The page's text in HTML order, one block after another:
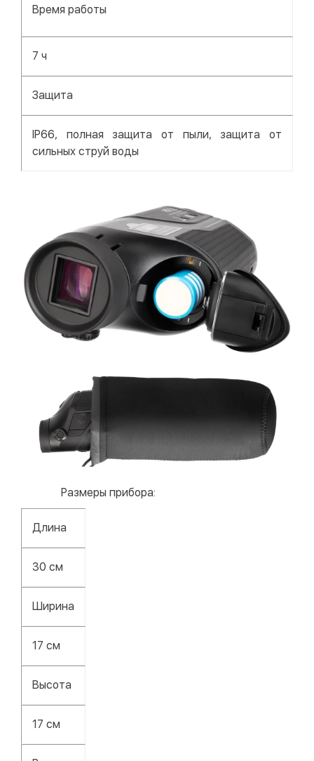
Время работы
7 ч
Защита
IP66, полная защита от пыли, защита от
сильных струй воды
Размеры прибора:
Длина
30 см
Ширина
17 см
Высота
17 см